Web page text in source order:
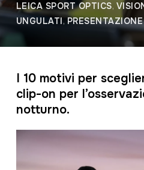
LEICA SPORT OPTICS,
UNGULATI,
I 10 motivi per
clip-on per
notturno.